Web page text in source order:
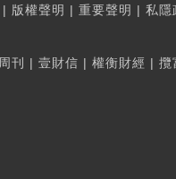
| 版權聲明 | 重要聲明 | 私隱
刊 | 壹財信 | 權衡財經 | 攬